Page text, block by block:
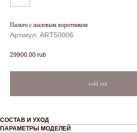
Пальто с шалевым воротником
Артикул: ART50006
29900.00 rub
СОСТАВ И УХОД
ПАРАМЕТРЫ МОДЕЛЕЙ